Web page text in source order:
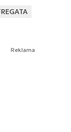
Reklama